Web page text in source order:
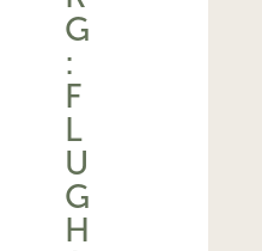
G
:
F
L
U
G
H